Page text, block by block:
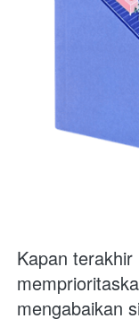
Kapan
mengabaikan